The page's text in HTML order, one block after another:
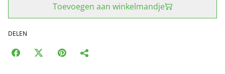
Toevoegen aan winkelmandje
DELEN